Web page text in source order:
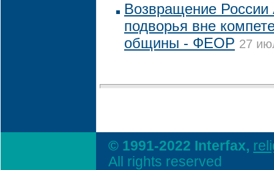
Возвращение России
подворья вне
общины - ФЕОР 27
© 1991-2022 Interfax,
All rights reserved